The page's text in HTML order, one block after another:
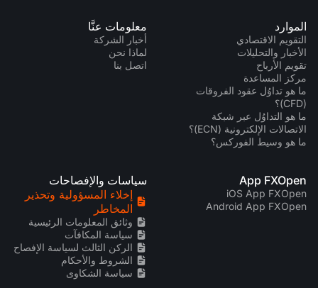
الموارد
التقويم الاقتصادي
الأخبار والتحليلات
تقويم الأرباح
مركز المساعدة
ما هو تداوُل عقود الفروقات
(CFD)؟
ما هو التداوُل عبر شبكة
الاتصالات الإلكترونية (ECN)؟
ما هو وسيط الفوركس؟
معلومات عنَّا
أخبار الشركة
لماذا نحن
اتصل بنا
App FXOpen
iOS App FXOpen
Android App FXOpen
سياسات والإفصاحات
إخلاء المسؤولية وتحذير
المخاطر
وثائق المعلومات الرئيسية
سياسة المكافآت
الركن الثالث لسياسة الإفصاح
الشروط والأحكام
سياسة الشكاوى